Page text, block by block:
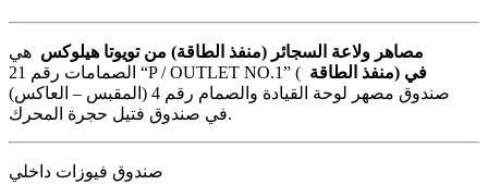
مصاهر ولاعة السجائر (منفذ الطاقة) من تويوتا هيلوكس هي
الصمامات رقم 21 “P / OUTLET NO.1” (
منفذ الطاقة) في
صندوق مصهر لوحة القيادة والصمام رقم 4 (المقبس – العاكس)
في صندوق فتيل حجرة المحرك.
صندوق فيوزات داخلي